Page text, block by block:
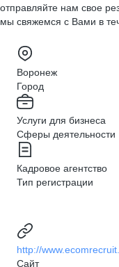
отправляйте нам свое
мы свяжемся с Вами в
Воронеж
Город
Услуги для бизнеса
Сферы деятельности
Кадровое агентство
Тип регистрации
http://
Сайт